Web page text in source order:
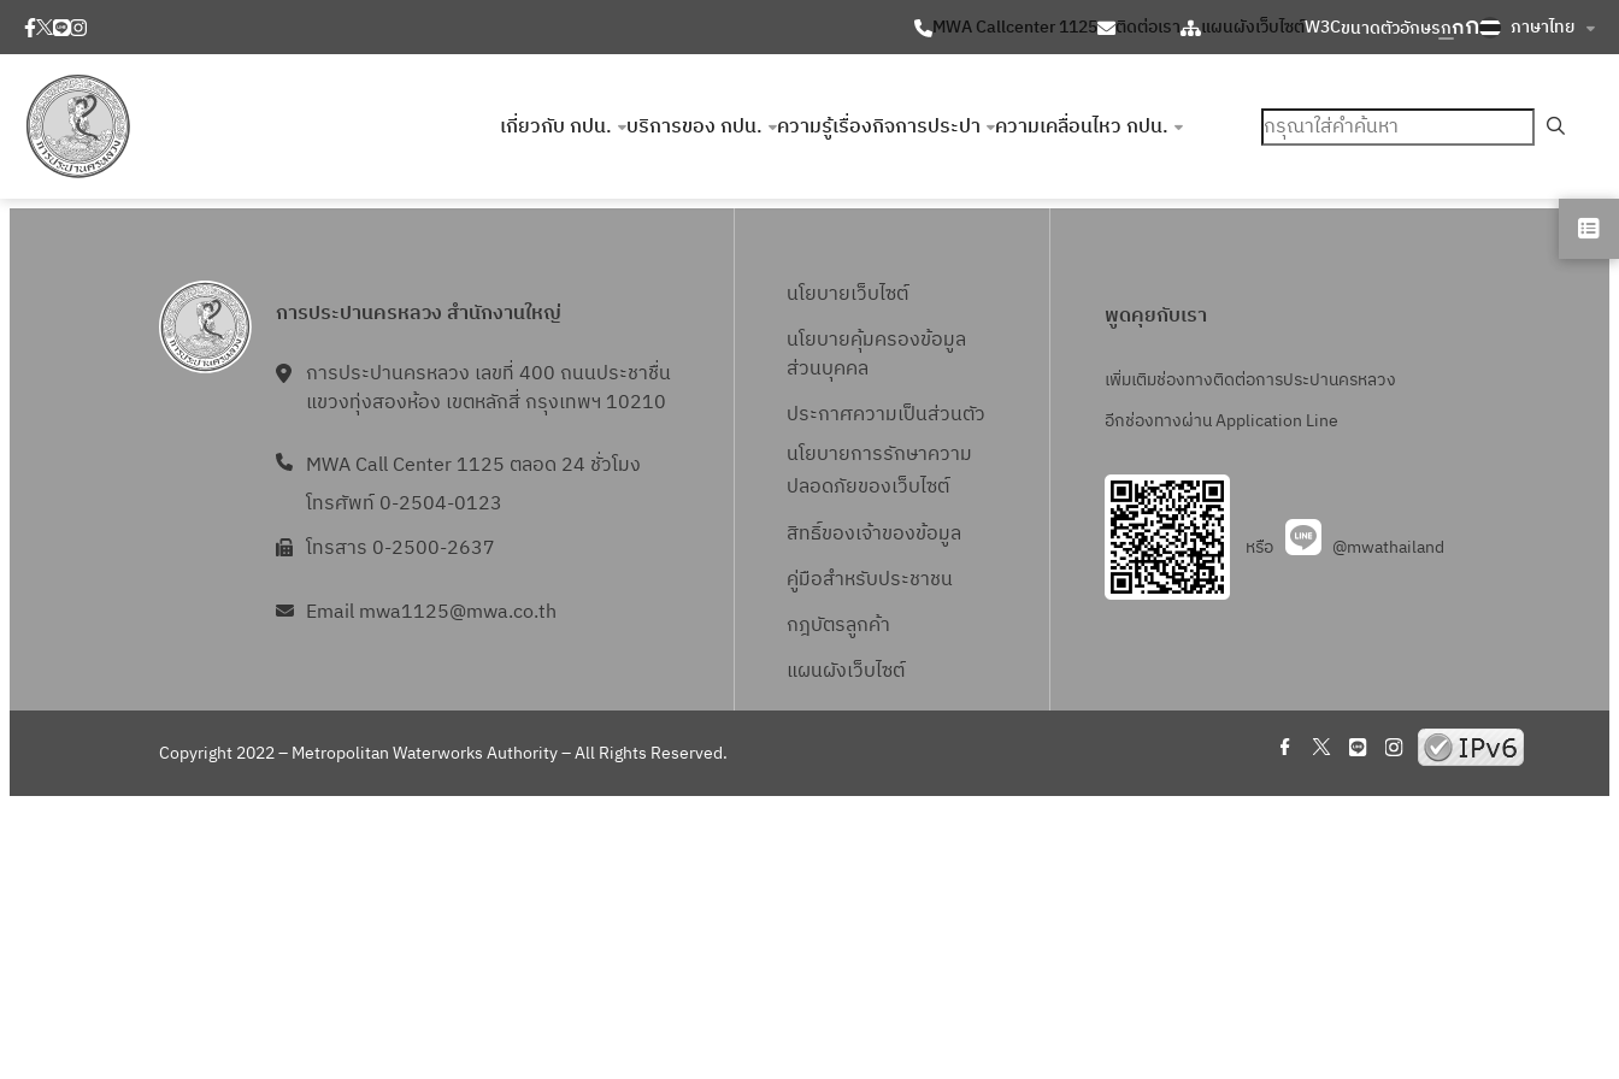
MWA Callcenter 1125 ติดต่อเรา แผนผังเว็บไซต์W3Cขนาดตัวอักษรกกก ภาษาไทย
เกี่ยวกับ กปน. บริการของ กปน. ความรู้เรื่องกิจการประปา ความเคลื่อนไหว กปน. ค้นหา
การประปานครหลวง สำนักงานใหญ่
การประปานครหลวง เลขที่ 400 ถนนประชาชื่น
แขวงทุ่งสองห้อง เขตหลักสี่ กรุงเทพฯ 10210
MWA Call Center 1125 ตลอด 24 ชั่วโมง
โทรศัพท์ 0-2504-0123
โทรสาร 0-2500-2637
Email mwa1125@mwa.co.th
นโยบายเว็บไซต์
นโยบายคุ้มครองข้อมูล
ส่วนบุคคล
ประกาศความเป็นส่วนตัว
นโยบายการรักษาความ
ปลอดภัยของเว็บไซต์
สิทธิ์ของเจ้าของข้อมูล
คู่มือสำหรับประชาชน
กฎบัตรลูกค้า
แผนผังเว็บไซต์
พูดคุยกับเรา
เพิ่มเติมช่องทางติดต่อการประปานครหลวง
อีกช่องทางผ่าน Application Line
หรือ @mwathailand
Copyright 2022 – Metropolitan Waterworks Authority – All Rights Reserved. . . . .